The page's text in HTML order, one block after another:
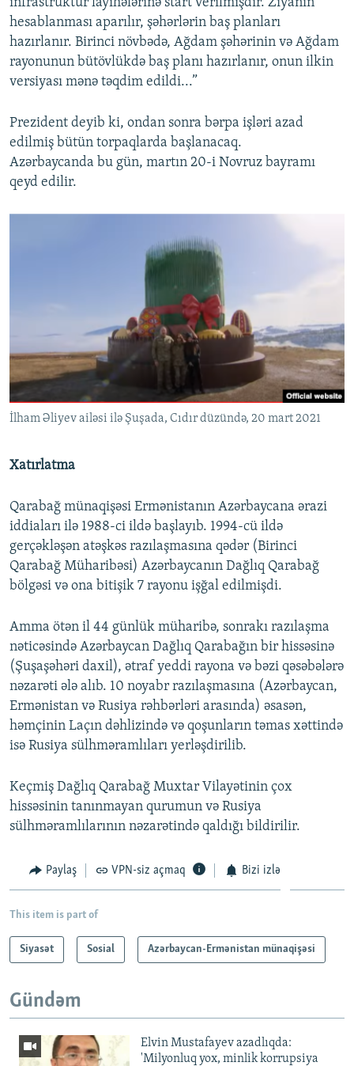
hesablanması aparılır, şəhərlərin baş planları
hazırlanır. Birinci növbədə, Ağdam şəhərinin və Ağdam
rayonunun bütövlükdə baş planı hazırlanır, onun ilkin
versiyası mənə təqdim edildi...”
Prezident deyib ki, ondan sonra bərpa işləri azad
edilmiş bütün torpaqlarda başlanacaq.
Azərbaycanda bu gün, martın 20-i Novruz bayramı
qeyd edilir.
İlham Əliyev ailəsi ilə Şuşada, Cıdır düzündə, 20 mart 2021
Xatırlatma
Qarabağ münaqişəsi Ermənistanın Azərbaycana ərazi
iddiaları ilə 1988-ci ildə başlayıb. 1994-cü ildə
gerçəkləşən atəşkəs razılaşmasına qədər (Birinci
Qarabağ Müharibəsi) Azərbaycanın Dağlıq Qarabağ
bölgəsi və ona bitişik 7 rayonu işğal edilmişdi.
Amma ötən il 44 günlük müharibə, sonrakı razılaşma
nəticəsində Azərbaycan Dağlıq Qarabağın bir hissəsinə
(Şuşaşəhəri daxil), ətraf yeddi rayona və bəzi qəsəbələrə
nəzarəti ələ alıb. 10 noyabr razılaşmasına (Azərbaycan,
Ermənistan və Rusiya rəhbərləri arasında) əsasən,
həmçinin Laçın dəhlizində və qoşunların təmas xəttində
isə Rusiya sülhməramlıları yerləşdirilib.
Keçmiş Dağlıq Qarabağ Muxtar Vilayətinin çox
hissəsinin tanınmayan qurumun və Rusiya
sülhməramlılarının nəzarətində qaldığı bildirilir.
Paylaş VPN-siz açmaq Bizi izlə
This item is part of
Siyasət Sosial Azərbaycan-Ermənistan münaqişəsi
Gündəm
Elvin Mustafayev azadlıqda:
'Milyonluq yox, minlik korrupsiya